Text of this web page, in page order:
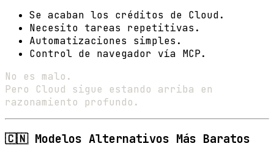
Se acaban los créditos de Cloud.
Necesito tareas repetitivas.
Automatizaciones simples.
Control de navegador vía MCP.
No es malo.
Pero Cloud sigue estando arriba en
razonamiento profundo.
🇨🇳 Modelos Alternativos Más Baratos